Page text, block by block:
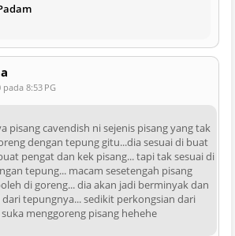
8:53 PG
pisang cavendish ni sejenis pisang yang tak
dengan tepung gitu...dia sesuai di buat
pengat dan kek pisang... tapi tak sesuai di
tepung... macam sesetengah pisang
di goreng... dia akan jadi berminyak dan
tepungnya... sedikit perkongsian dari
menggoreng pisang hehehe